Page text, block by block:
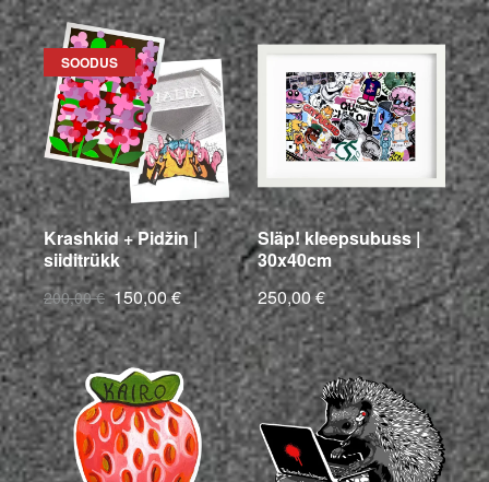
SOODUS
Krashkid + Pidžin |
siiditrükk
200,00 € 150,00 €
Släp! kleepsubuss |
30x40cm
250,00 €